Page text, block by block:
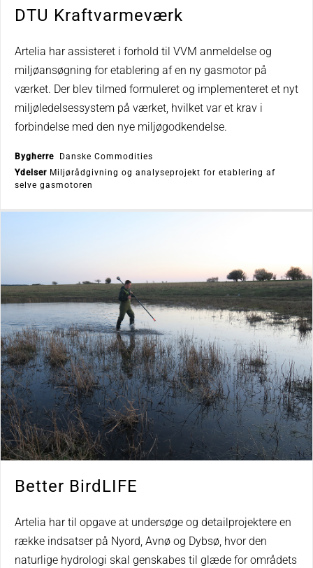
DTU Kraftvarmeværk
Artelia har assisteret i forhold til VVM anmeldelse og
miljøansøgning for etablering af en ny gasmotor på
værket. Der blev tilmed formuleret og implementeret et nyt
miljøledelsessystem på værket, hvilket var et krav i
forbindelse med den nye miljøgodkendelse.
Bygherre Danske Commodities
Ydelser Miljørådgivning og analyseprojekt for etablering af
selve gasmotoren
Better BirdLIFE
Artelia har til opgave at undersøge og detailprojektere en
række indsatser på Nyord, Avnø og Dybsø, hvor den
naturlige hydrologi skal genskabes til glæde for områdets